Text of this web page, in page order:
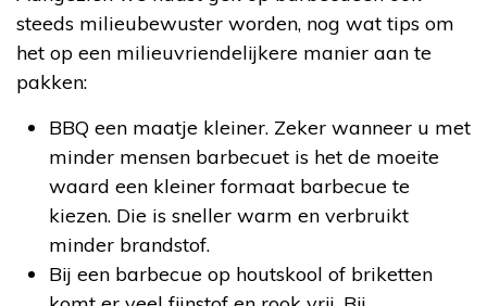
steeds milieubewuster worden, nog wat tips om
het op een milieuvriendelijkere manier aan te
pakken:
BBQ een maatje kleiner. Zeker wanneer u met
minder mensen barbecuet is het de moeite
waard een kleiner formaat barbecue te
kiezen. Die is sneller warm en verbruikt
minder brandstof.
Bij een barbecue op houtskool of briketten